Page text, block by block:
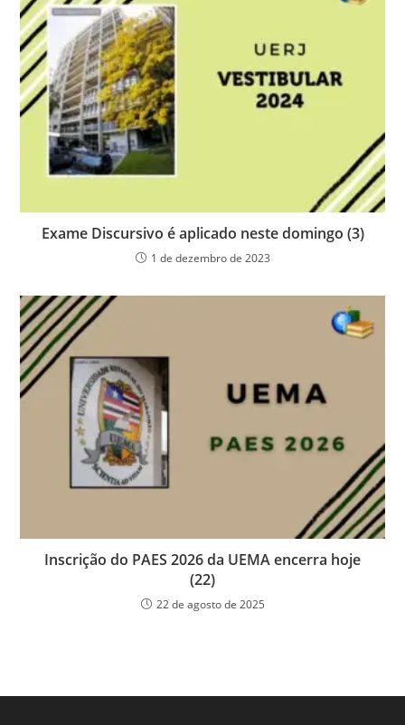
Exame Discursivo é aplicado neste domingo (3)
1 de dezembro de 2023
Inscrição do PAES 2026 da UEMA encerra hoje
(22)
22 de agosto de 2025